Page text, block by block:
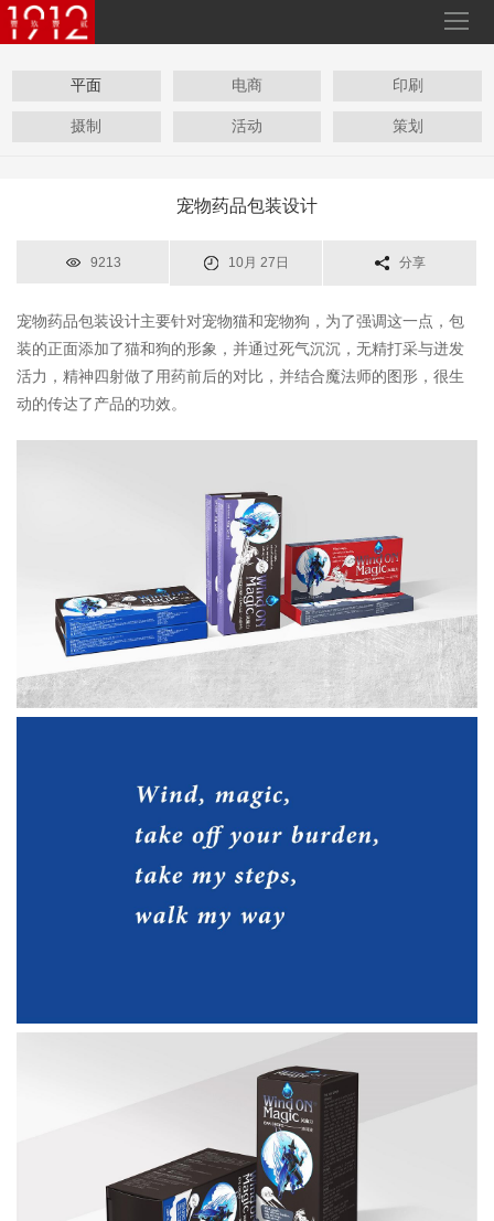
平面 电商 印刷
摄制 活动 策划
宠物药品包装设计
9213 10月 27日 分享
宠物药品包装设计主要针对宠物猫和宠物狗，为了强调这一点，包
装的正面添加了猫和狗的形象，并通过死气沉沉，无精打采与迸发
活力，精神四射做了用药前后的对比，并结合魔法师的图形，很生
动的传达了产品的功效。